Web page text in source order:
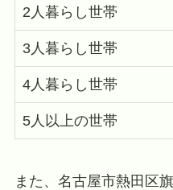
2人暮らし世帯
3人暮らし世帯
4人暮らし世帯
5人以上の世帯
また、名古屋市熱田区